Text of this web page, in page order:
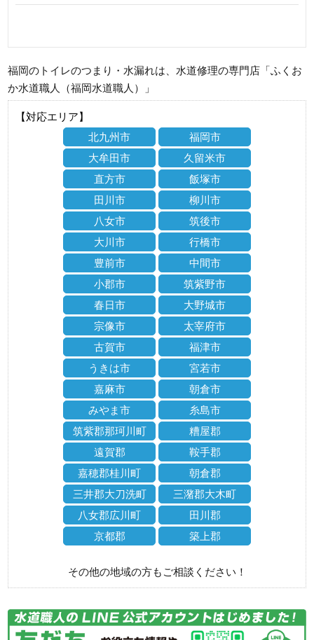
福岡のトイレのつまり・水漏れは、水道修理の専門店「ふくお
か水道職人（福岡水道職人）」
【対応エリア】
北九州市
福岡市
大牟田市
久留米市
直方市
飯塚市
田川市
柳川市
八女市
筑後市
大川市
行橋市
豊前市
中間市
小郡市
筑紫野市
春日市
大野城市
宗像市
太宰府市
古賀市
福津市
うきは市
宮若市
嘉麻市
朝倉市
みやま市
糸島市
筑紫郡那珂川町
糟屋郡
遠賀郡
鞍手郡
嘉穂郡桂川町
朝倉郡
三井郡大刀洗町
三潴郡大木町
八女郡広川町
田川郡
京都郡
築上郡
その他の地域の方もご相談ください！